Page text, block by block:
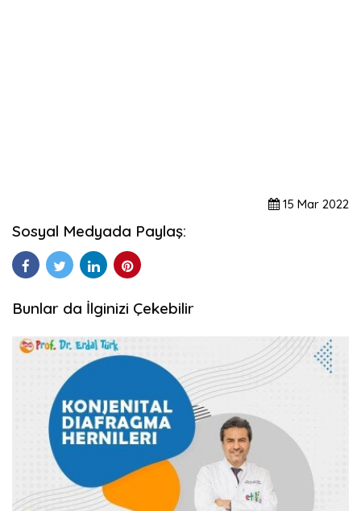
15 Mar 2022
Sosyal Medyada Paylaş:
Bunlar da İlginizi Çekebilir